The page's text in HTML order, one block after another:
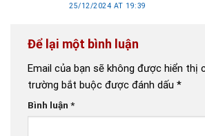
25/12/2024 AT 19:39
Để lại một bình luận
Email của bạn sẽ không được hiển thị
trường bắt buộc được đánh dấu *
Bình luận *